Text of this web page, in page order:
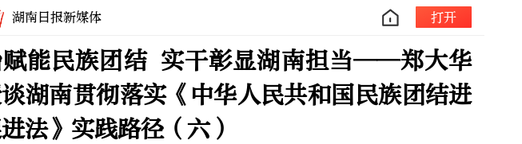
湖南日报新媒体 打开
赋能民族团结 实干彰显湖南担当——郑大华
湖南贯彻落实《中华人民共和国民族团结进
法》实践路径（六）